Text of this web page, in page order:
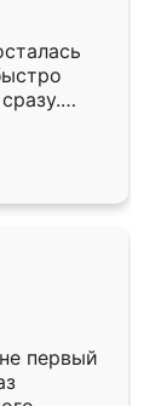
к
даже
первый